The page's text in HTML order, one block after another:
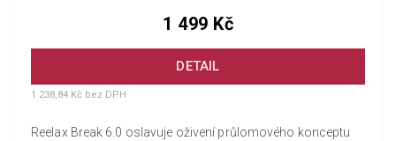
DETAIL
1 238,84 Kč bez DPH
1 499 Kč
Reelax Break 6.0 oslavuje oživení průlomového konceptu